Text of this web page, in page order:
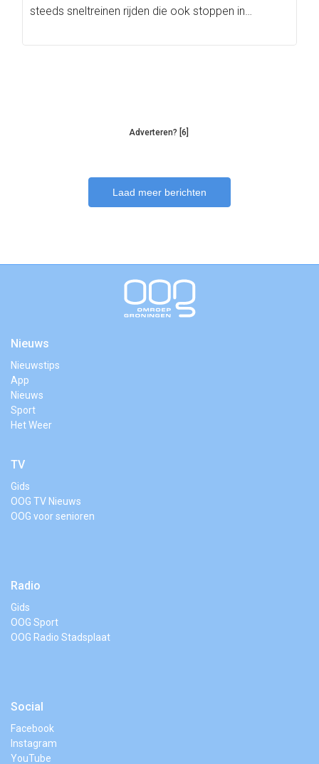
steeds sneltreinen rijden die ook stoppen in…
Adverteren? [6]
Laad meer berichten
Nieuws
Nieuwstips
App
Nieuws
Sport
Het Weer
TV
Gids
OOG TV Nieuws
OOG voor senioren
Radio
Gids
OOG Sport
OOG Radio Stadsplaat
Social
Facebook
Instagram
YouTube